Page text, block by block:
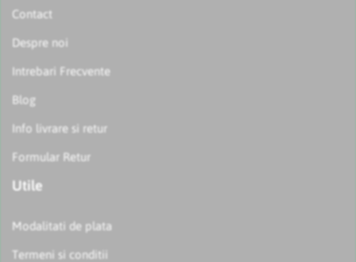
Contact
Despre noi
Intrebari Frecvente
Blog
Info livrare si retur
Formular Retur
Utile
Modalitati de plata
Termeni si conditii